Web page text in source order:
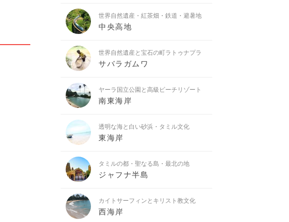
世界自然遺産・紅茶畑・鉄道・避暑地
中央高地
世界自然遺産と宝石の町ラトゥナプラ
サバラガムワ
ヤーラ国立公園と高級ビーチリゾート
南東海岸
透明な海と白い砂浜・タミル文化
東海岸
タミルの都・聖なる島・最北の地
ジャフナ半島
カイトサーフィンとキリスト教文化
西海岸